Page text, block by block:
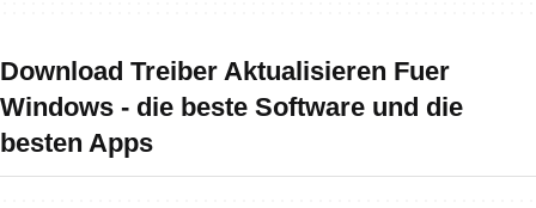
Download Treiber Aktualisieren Fuer
Windows - die beste Software und die
besten Apps